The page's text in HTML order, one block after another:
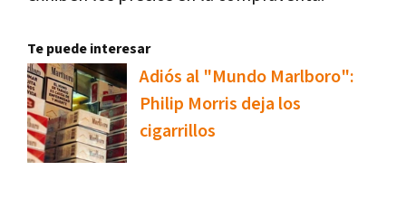
Te puede interesar
Adiós al "Mundo Marlboro":
Philip Morris deja los
cigarrillos